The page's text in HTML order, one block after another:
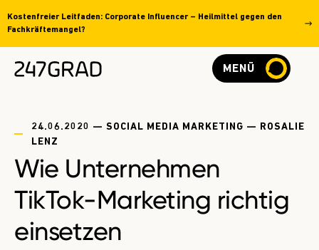
Kostenfreier Leitfaden: Corporate Influencer – Heilmittel gegen den
Fachkräftemangel?
MENÜ
24.06.2020 — SOCIAL MEDIA MARKETING — ROSALIE
LENZ
Wie Unternehmen
TikTok-Marketing richtig
einsetzen